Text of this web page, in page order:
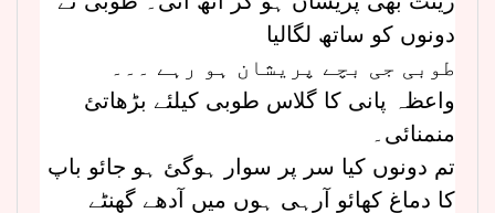
دونوں کو ساتھ لگالیا
طوبی جی بچے پریشان ہو رہے ۔۔۔
واعظہ پانی کا گلاس طوبی کیلئے بڑھاتئ
منمنائی۔
تم دونوں کیا سر پر سوار ہوگئ ہو جائو باپ
کا دماغ کھائو آرہی ہوں میں آدھے گھنٹے